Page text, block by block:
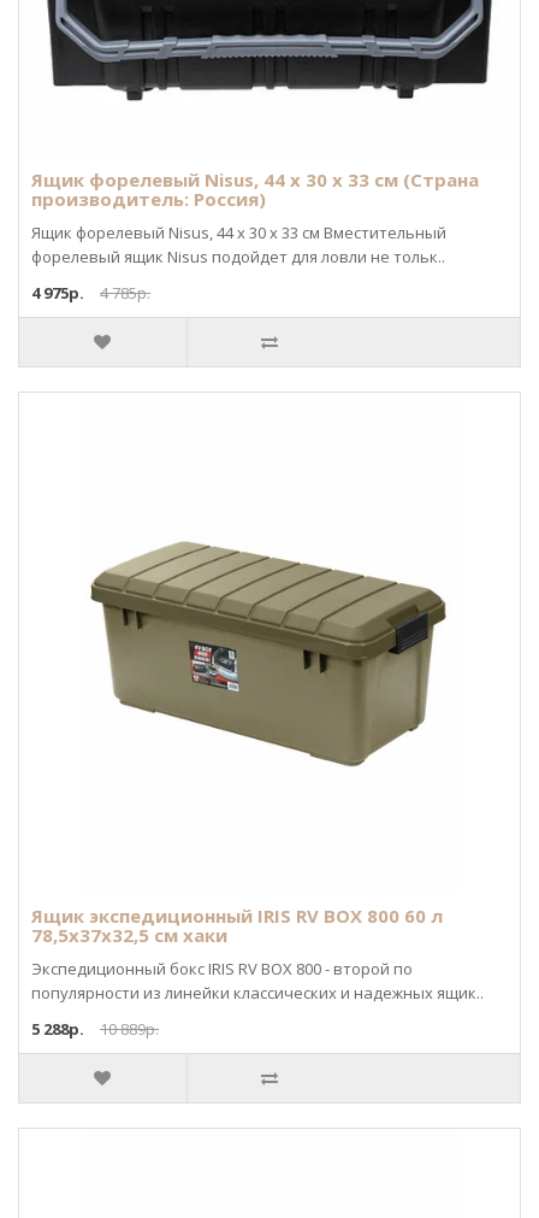
Ящик форелевый Nisus, 44 x 30 x 33 см (Страна
производитель: Россия)
Ящик форелевый Nisus, 44 x 30 x 33 см Вместительный
форелевый ящик Nisus подойдет для ловли не тольк..
4 975р.
4 785р.
Ящик экспедиционный IRIS RV BOX 800 60 л
78,5x37x32,5 см хаки
Экспедиционный бокс IRIS RV BOX 800 - второй по
популярности из линейки классических и надежных ящик..
5 288р.
10 889р.